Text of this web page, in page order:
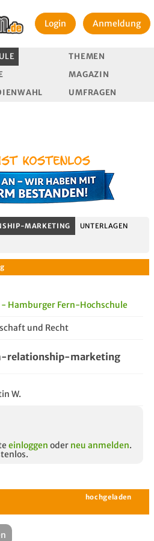
Login Anmeldung
THEMEN
MAGAZIN
UMFRAGEN
MARKETING UNTERLAGEN
- Hamburger Fern-Hochschule
und Recht
relationship-marketing
W.
einloggen oder neu anmelden.